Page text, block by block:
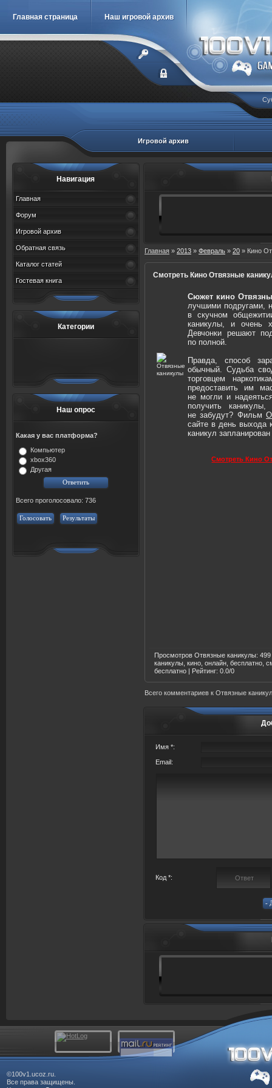
Главная страница Наш игровой архив
Игровой архив
Навигация
Главная
Форум
Игровой архив
Обратная связь
Каталог статей
Гостевая книга
Категории
Наш опрос
Какая у вас платформа?
Компьютер
xbox360
Другая
Всего проголосовало: 736
Голосовать Результаты
Главная » 2013 » Февраль » 20 » Кино
Смотреть Кино Отвязные
Сюжет кино
лучшими подругами,
в скучном
каникулы, и очень
Девчонки решают
по полной.
Правда, способ
обычный. Судьба
торговцем
предоставить им
не могли и
получить
не забудут? Фильм
сайте в день выхода
каникул
Смотреть Кино
Просмотров Отвязные каникулы:
каникулы , кино, онлайн, бесплатно,
бесплатно | Рейтинг: 0.0/0
Всего комментариев к Отвязные
Имя *:
Email:
Код *:
©100v1.ucoz.ru.
Все права защищены.